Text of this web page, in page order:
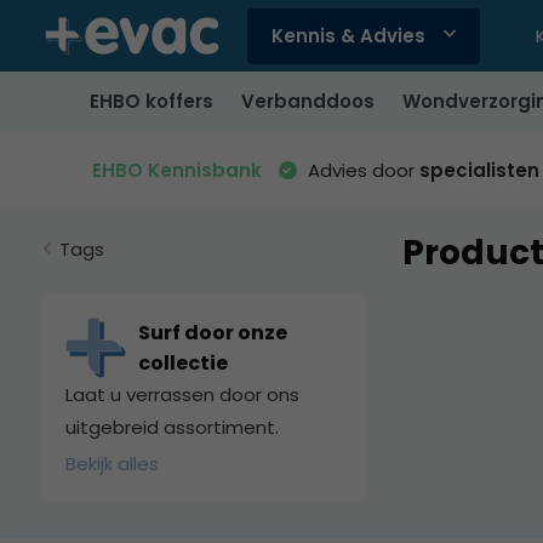
Kennis & Advies
Gebruik
de
pijltjes
een
selecteren.
Enter
om
EHBO koffers Verbanddoos
EHBO Kennisbank Advies door specialisten
Tags
Surf door onze
collectie
Laat u verrassen door ons
uitgebreid assortiment.
Bekijk alles